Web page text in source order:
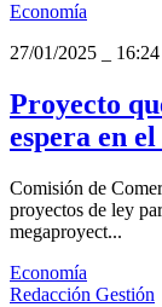
Economía
27/01/2025
16:24
Proyecto
espera en
Comisión de
proyectos de ley
megaproyect...
Economía
Redacción Gestión